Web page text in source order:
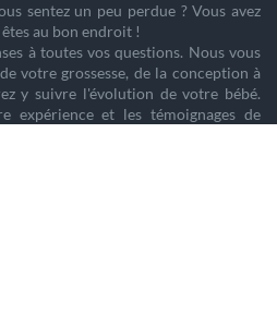
sentez un peu perdue ? Vous avez
au bon endroit !
à toutes vos questions. Nous vous
votre grossesse, de la conception à
y suivre l'évolution de votre bébé.
expérience et les témoignages de